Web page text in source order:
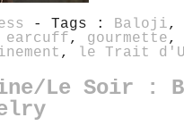
- Tags : Baloji
earcuff, gourmette
, le Trait
Le Soir :